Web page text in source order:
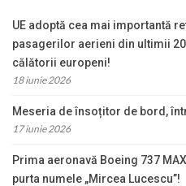
UE adoptă cea mai importantă
pasagerilor aerieni din ultimii
călătorii europeni!
18 iunie 2026
Meseria de însoțitor de bord,
17 iunie 2026
Prima aeronavă Boeing 737
purta numele „Mircea Lucescu”!